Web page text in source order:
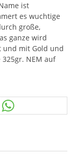
ist
es wuchtige
große,
ganze wird
mit Gold und
NEM auf